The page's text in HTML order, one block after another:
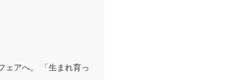
ェアへ。 「生まれ育っ